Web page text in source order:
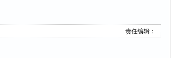
责任编辑：